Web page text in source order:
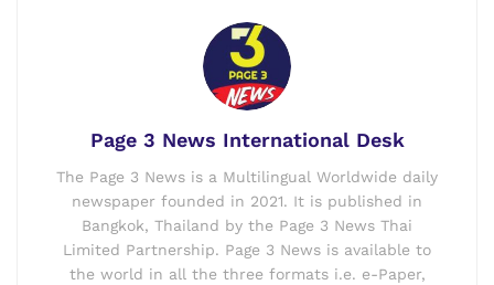
Page 3 News International Desk
The Page 3 News is a Multilingual Worldwide daily
newspaper founded in 2021. It is published in
Bangkok, Thailand by the Page 3 News Thai
Limited Partnership. Page 3 News is available to
the world in all the three formats i.e. e-Paper,